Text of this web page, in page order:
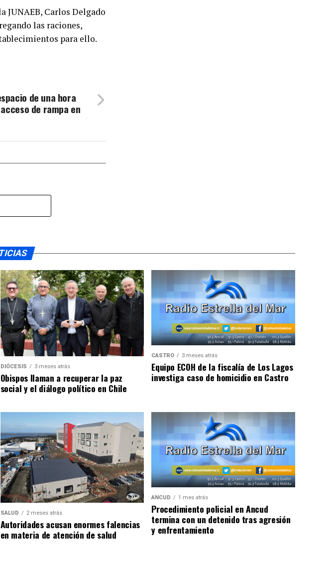
JUNAEB, Carlos Delgado
las raciones,
para ello.
de una hora
de rampa en
DIÓCESIS 3 meses atrás
Obispos llaman a recuperar la paz
social y el diálogo político en Chile
CASTRO 3 meses atrás
Equipo ECOH de la fiscalía de Los Lagos
investiga caso de homicidio en Castro
SALUD 2 meses atrás
Autoridades acusan enormes falencias
en materia de atención de salud
ANCUD 1 mes atrás
Procedimiento policial en Ancud
termina con un detenido tras agresión
y enfrentamiento